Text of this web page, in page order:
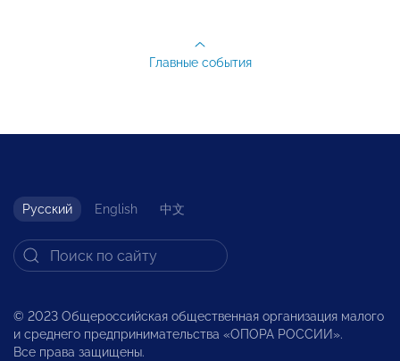
Главные события
Русский English 中文
© 2023 Общероссийская общественная организация малого
и среднего предпринимательства «ОПОРА РОССИИ».
Все права защищены.